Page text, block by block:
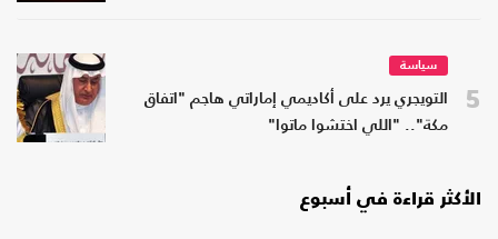
5
سياسة
التويجري يرد على أكاديمي إماراتي هاجم "اتفاق
مكة".. "اللي اختشوا ماتوا"
الأكثر قراءة في أسبوع